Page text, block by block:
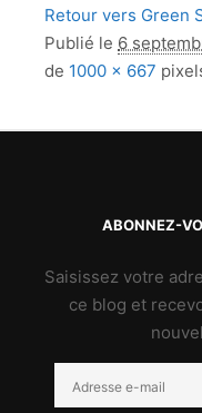
Retour vers Green
Publié le 6
de 1000 × 667
ABONNEZ-
Saisissez votre
ce blog et
e-